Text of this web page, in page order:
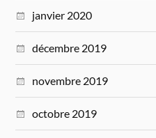
janvier 2020
décembre 2019
novembre 2019
octobre 2019